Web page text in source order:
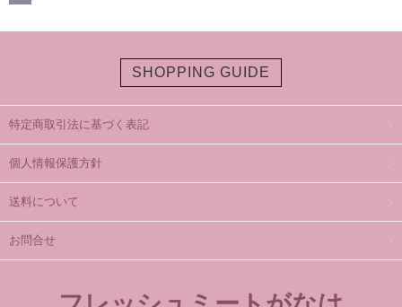
SHOPPING GUIDE
特定商取引法に基づく表記
個人情報保護方針
送料について
お問合せ